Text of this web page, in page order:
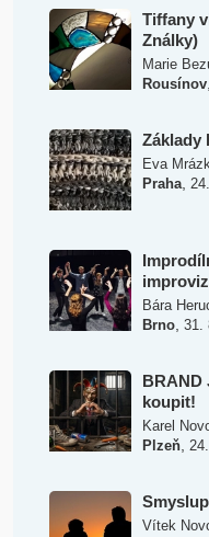
Tiffany
Ználky)
Marie
Rousínov,
Základy
Eva
Praha,
Bára
Brno, 31.
BRAND
koupit!
Karel
Plzeň,
Vítek